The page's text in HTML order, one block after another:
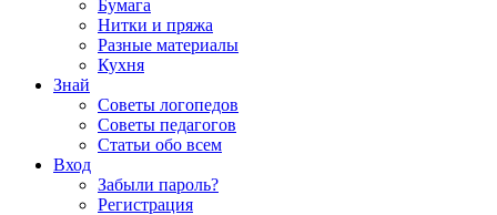
Бумага
Нитки и пряжа
Разные материалы
Кухня
Знай
Советы логопедов
Советы педагогов
Статьи обо всем
Вход
Забыли пароль?
Регистрация